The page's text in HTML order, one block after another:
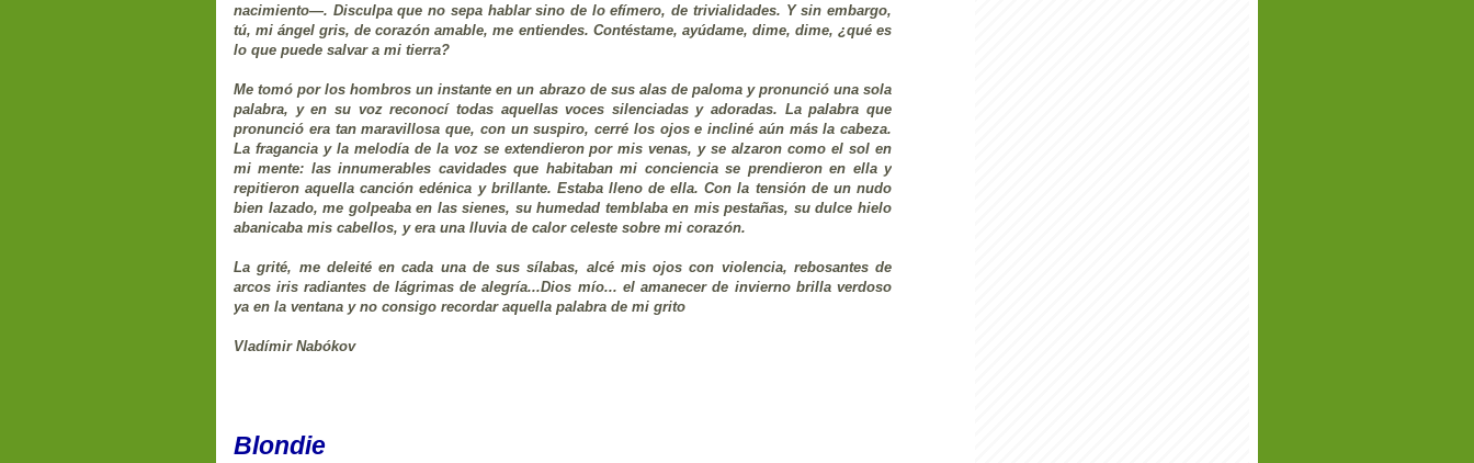
nacimiento—. Disculpa que no sepa hablar sino de lo efímero, de trivialidades. Y sin embargo,
tú, mi ángel gris, de corazón amable, me entiendes. Contéstame, ayúdame, dime, dime, ¿qué es
lo que puede salvar a mi tierra?
Me tomó por los hombros un instante en un abrazo de sus alas de paloma y pronunció una sola
palabra, y en su voz reconocí todas aquellas voces silenciadas y adoradas. La palabra que
pronunció era tan maravillosa que, con un suspiro, cerré los ojos e incliné aún más la cabeza.
La fragancia y la melodía de la voz se extendieron por mis venas, y se alzaron como el sol en
mi mente: las innumerables cavidades que habitaban mi conciencia se prendieron en ella y
repitieron aquella canción edénica y brillante. Estaba lleno de ella. Con la tensión de un nudo
bien lazado, me golpeaba en las sienes, su humedad temblaba en mis pestañas, su dulce hielo
abanicaba mis cabellos, y era una lluvia de calor celeste sobre mi corazón.
La grité, me deleité en cada una de sus sílabas, alcé mis ojos con violencia, rebosantes de
arcos iris radiantes de lágrimas de alegría...Dios mío... el amanecer de invierno brilla verdoso
ya en la ventana y no consigo recordar aquella palabra de mi grito
Vladímir Nabókov
Blondie